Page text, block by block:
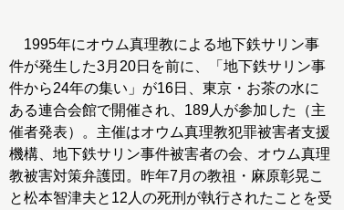
1995年にオウム真理教による地下鉄サリン事
件が発生した3月20日を前に、「地下鉄サリン事
件から24年の集い」が16日、東京・お茶の水に
ある連合会館で開催され、189人が参加した（主
催者発表）。主催はオウム真理教犯罪被害者支援
機構、地下鉄サリン事件被害者の会、オウム真理
教被害対策弁護団。昨年7月の教祖・麻原彰晃こ
と松本智津夫と12人の死刑が執行されたことを受